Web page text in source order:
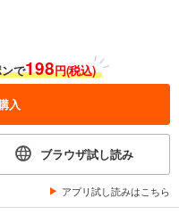
で198円(税込)
入
ブラウザ試し読み
アプリ試し読みはこちら